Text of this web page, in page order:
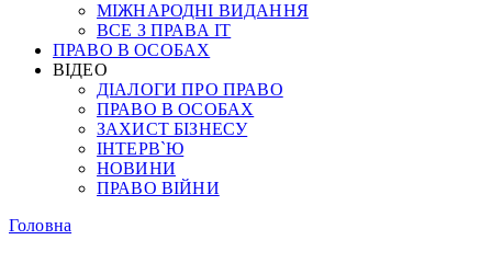
МІЖНАРОДНІ ВИДАННЯ
ВСЕ З ПРАВА ІТ
ПРАВО В ОСОБАХ
ВІДЕО
ДІАЛОГИ ПРО ПРАВО
ПРАВО В ОСОБАХ
ЗАХИСТ БІЗНЕСУ
ІНТЕРВ`Ю
НОВИНИ
ПРАВО ВІЙНИ
Головна